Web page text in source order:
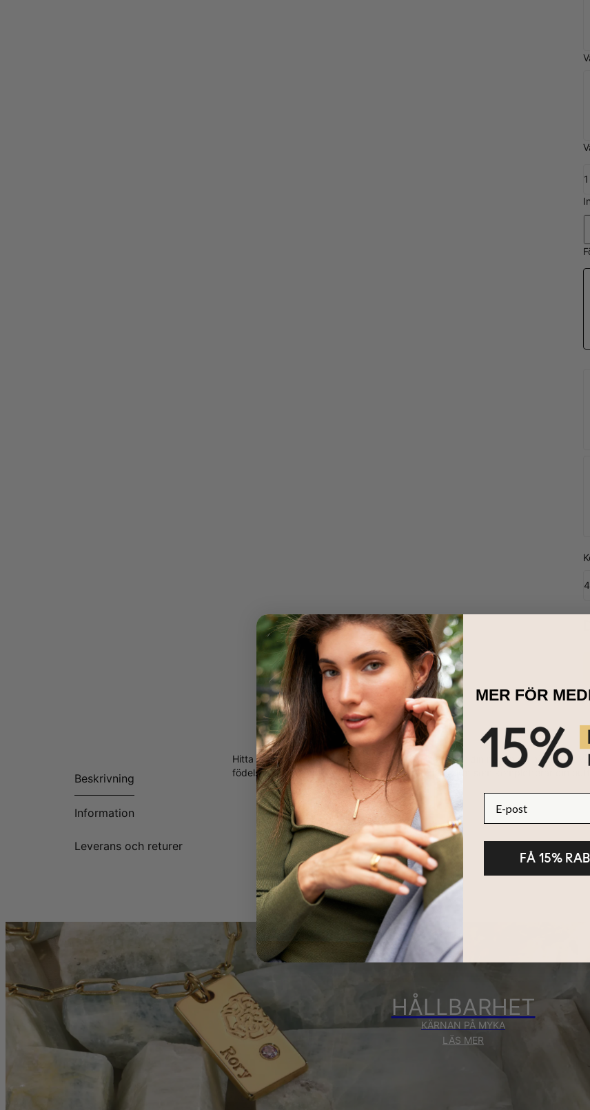
Beskrivning
Information
Leverans och returer
Hitta det perfekta halsbandet att unna dig själv eller din någon du håller kär.
födelsesten i guldplätering kommer att vara smycket som kompletterar din
HÅLLBARHET
KÄRNAN PÅ MYKA
LÄS MER
MER FÖR
FÅ 15%